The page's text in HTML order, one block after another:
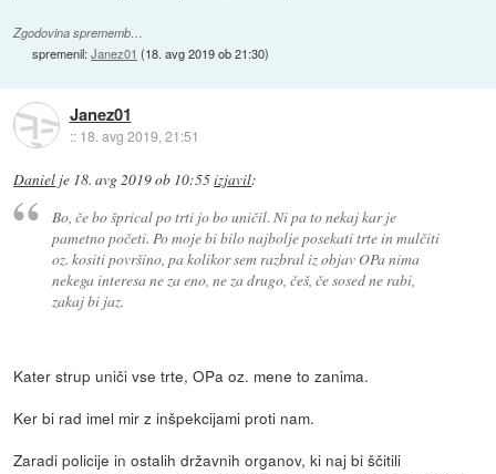
Zgodovina sprememb…
spremenil:Janez01 (18. avg 2019 ob 21:30)
Janez01
:: 18. avg 2019, 21:51
Daniel je 18. avg 2019 ob 10:55izjavil:
Bo, če bo šprical po trti jo bo uničil. Ni pa to nekaj kar je
pametno početi. Po moje bi bilo najbolje posekati trte in mulčiti
oz. kositi površino, pa kolikor sem razbral iz objav OPa nima
nekega interesa ne za eno, ne za drugo, češ, če sosed ne rabi,
zakaj bi jaz.
Kater strup uniči vse trte, OPa oz. mene to zanima.
Ker bi rad imel mir z inšpekcijami proti nam.
Zaradi policije in ostalih državnih organov, ki naj bi ščitili